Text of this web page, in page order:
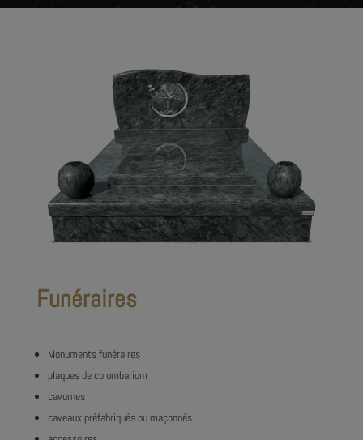
Funéraires
Monuments funéraires
plaques de columbarium
cavurnes
caveaux préfabriqués ou maçonnés